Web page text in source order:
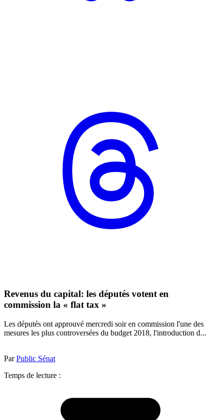
Revenus du capital: les députés votent en
commission la « flat tax »
Les députés ont approuvé mercredi soir en commission l'une des
mesures les plus controversées du budget 2018, l'introduction d...
ParPublic Sénat
Temps de lecture :